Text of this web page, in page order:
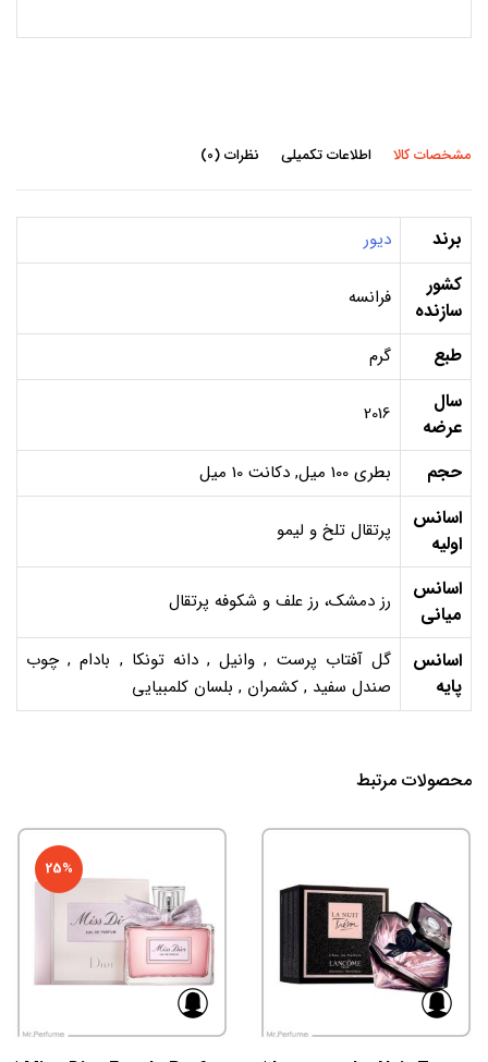
مشخصات کالا اطلاعات تکمیلی نظرات (0)
برند دیور
کشور
سازنده
فرانسه
طبع گرم
سال
عرضه
2016
حجم بطری 100 میل, دکانت 10 میل
اسانس
اولیه
پرتقال تلخ و لیمو
اسانس
میانی
رز دمشک، رز علف و شکوفه پرتقال
اسانس
پایه
گل آفتاب پرست , وانیل , دانه تونکا , بادام , چوب
صندل سفید , کشمران , بلسان کلمبیایی
محصولات مرتبط
25%